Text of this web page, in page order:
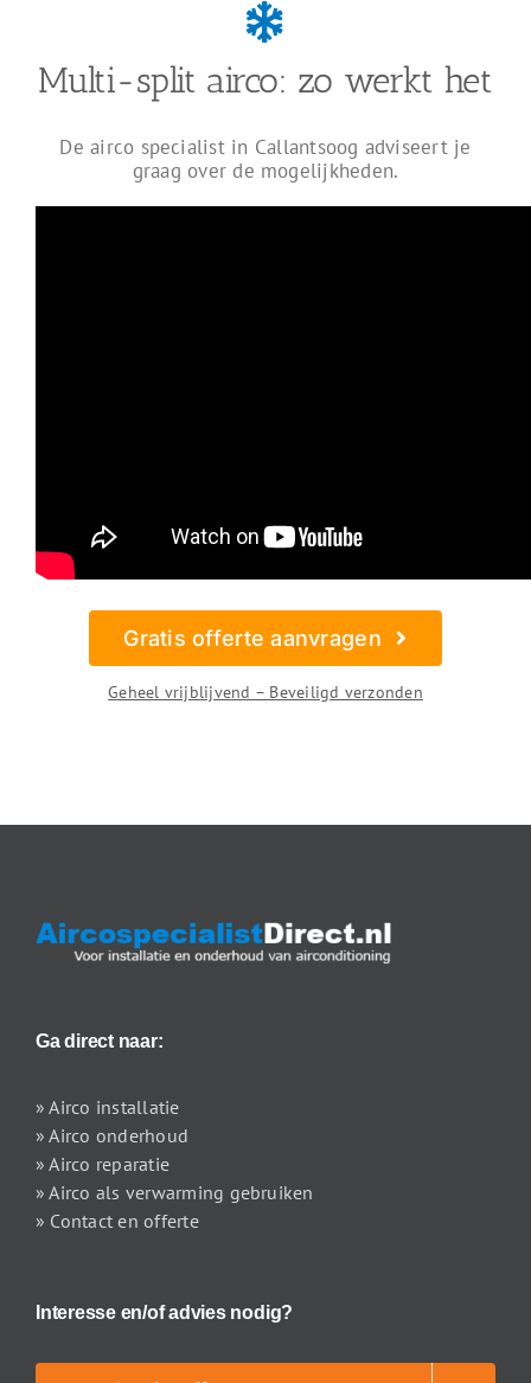
Multi-split airco: zo werkt het
De airco specialist in Callantsoog adviseert je
graag over de mogelijkheden.
Gratis offerte aanvragen
Geheel vrijblijvend – Beveiligd verzonden
Ga direct naar:
» Airco installatie
» Airco onderhoud
» Airco reparatie
» Airco als verwarming gebruiken
» Contact en offerte
Interesse en/of advies nodig?